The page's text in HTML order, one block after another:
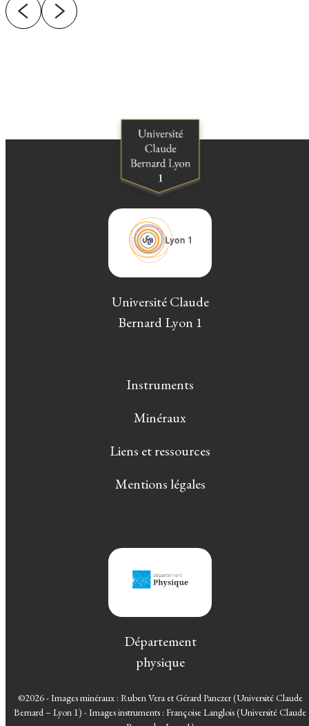
Université Claude
Bernard Lyon 1
Instruments
Minéraux
Liens et ressources
Mentions légales
Département
physique
©2026 - Images minéraux : Ruben Vera et Gérard Panczer (Université Claude
Bernard – Lyon 1) - Images instruments : Françoise Langlois (Université Claude